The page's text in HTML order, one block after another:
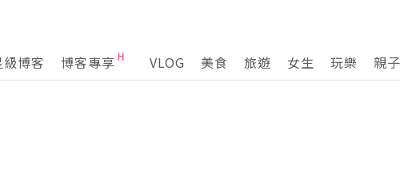
級博客 博客專享 VLOG 美食 旅遊 女生 玩樂 親子